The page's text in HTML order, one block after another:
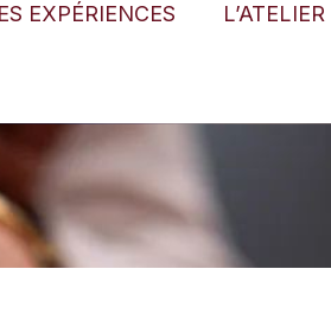
EXPÉRIENCES L’ATELIER